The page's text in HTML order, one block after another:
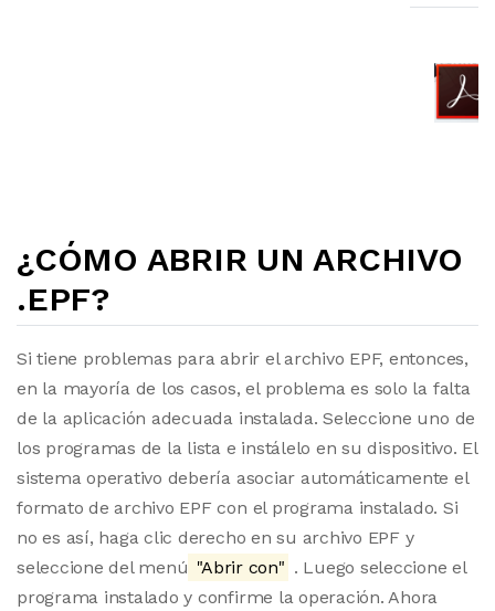
¿CÓMO ABRIR UN ARCHIVO
.EPF?
Si tiene problemas para abrir el archivo EPF, entonces,
en la mayoría de los casos, el problema es solo la falta
de la aplicación adecuada instalada. Seleccione uno de
los programas de la lista e instálelo en su dispositivo. El
sistema operativo debería asociar automáticamente el
formato de archivo EPF con el programa instalado. Si
no es así, haga clic derecho en su archivo EPF y
seleccione del menú "Abrir con" . Luego seleccione el
programa instalado y confirme la operación. Ahora